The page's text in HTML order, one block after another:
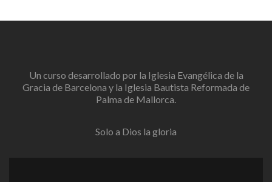
Un curso desarrollado por la Iglesia Evangélica de la
Gracia de Barcelona y la Iglesia Bautista Reformada de
Palma de Mallorca.
Solo a Dios la gloria